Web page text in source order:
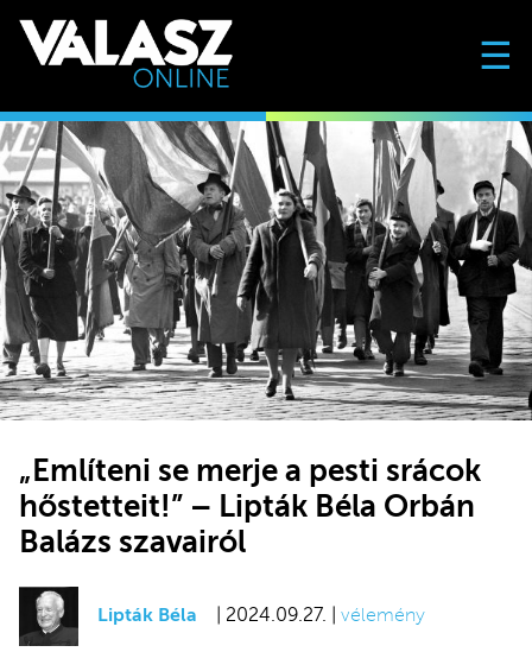
☰
„Említeni se merje a pesti srácok
hőstetteit!” – Lipták Béla Orbán
Balázs szavairól
Lipták Béla | 2024.09.27. | vélemény